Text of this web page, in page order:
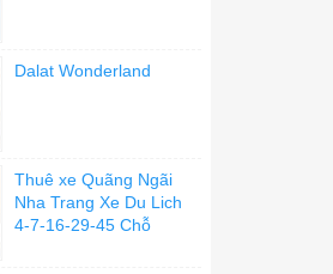
Dalat Wonderland
Thuê xe Quãng Ngãi
Nha Trang Xe Du Lich
4-7-16-29-45 Chỗ